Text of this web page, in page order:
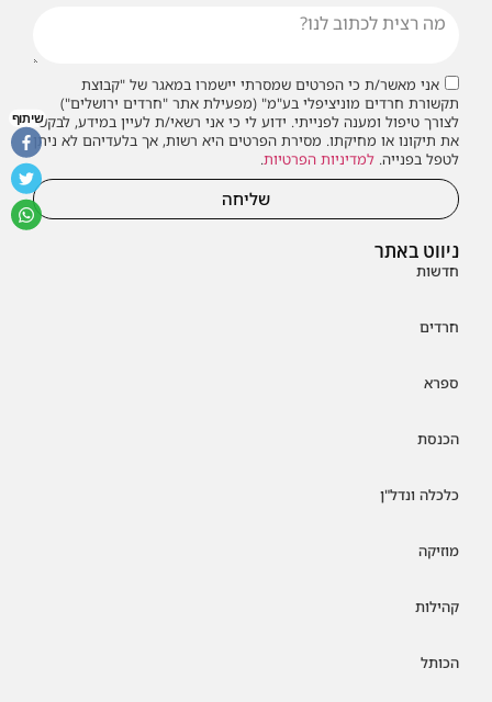
ניווט באתר
חדשות
חרדים
ספרא
הכנסת
כלכלה ונדל"ן
מוזיקה
קהילות
הכותל
אני מאשר/ת כי הפרטים שמסרתי יישמרו במאגר של "קבוצת
תקשורת חרדים מוניציפלי בע"מ" (מפעילת אתר "חרדים ירושלים")
לצורך טיפול ומענה לפנייתי. ידוע לי כי אני רשאי/ת לעיין במידע, לבקש
את תיקונו או מחיקתו. מסירת הפרטים היא רשות, אך בלעדיהם לא ניתן
לטפל בפנייה. למדיניות הפרטיות.
שליחה
שיתוף